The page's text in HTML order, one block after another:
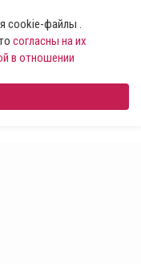
cookie-файлы .
согласны на их
в отношении